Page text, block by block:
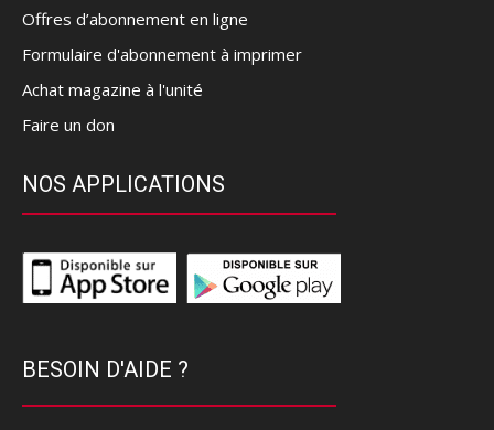
Offres d’abonnement en ligne
Formulaire d'abonnement à imprimer
Achat magazine à l'unité
Faire un don
NOS APPLICATIONS
BESOIN D'AIDE ?